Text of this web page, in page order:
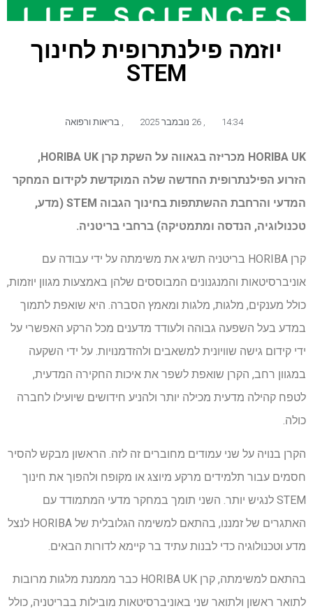
יוזמה פילנתרופית לחינוך
STEM
14:34 26 נובמבר 2025 בריאות ורפואה
HORIBA UK מכריזה בגאווה על השקת קרן HORIBA UK,
הזרוע הפילנתרופית החדשה שלה המוקדשת לקידום המחקר
המדעי והרחבת ההשתתפות בחינוך הגבוה STEM (מדע,
טכנולוגיה, הנדסה ומתמטיקה) ברחבי בריטניה.
קרן HORIBA בריטניה תשיג את משימתה על ידי עבודה עם
אוניברסיטאות והמנגנונים המבוססים שלהן באמצעות מגוון יוזמות,
כולל מענקים, מלגות, מלגות ומאמץ הסברה. היא שואפת לתמוך
במדע בעל השפעה גבוהה ולעודד מדענים מכל הרקע האפשרי על
ידי קידום גישה שוויונית למשאבים ולהזדמנויות. על ידי השקעה
במגוון רחב, הקרן שואפת לשפר את איכות החקירה המדעית,
לטפח קהילה מדעית מכילה יותר ולהניע חידושים שיועילו לחברה
כולה.
הקרן בנויה על שני עמודים מחוברים זה לזה. הראשון מבקש להסיר
חסמים עבור תלמידים מרקע מיוצג או מקופח ולהפוך את חינוך
STEM לנגיש יותר. השני תומך במחקר מדעי המתמודד עם
האתגרים של זמננו, בהתאם למשימה הגלובלית של HORIBA לנצל
מדע וטכנולוגיה כדי לבנות עתיד בר קיימא לדורות הבאים.
בהתאם למשימתה, קרן HORIBA UK כבר מממנת מלגות מרובות
לתואר ראשון ולתואר שני באוניברסיטאות מובילות בבריטניה, כולל